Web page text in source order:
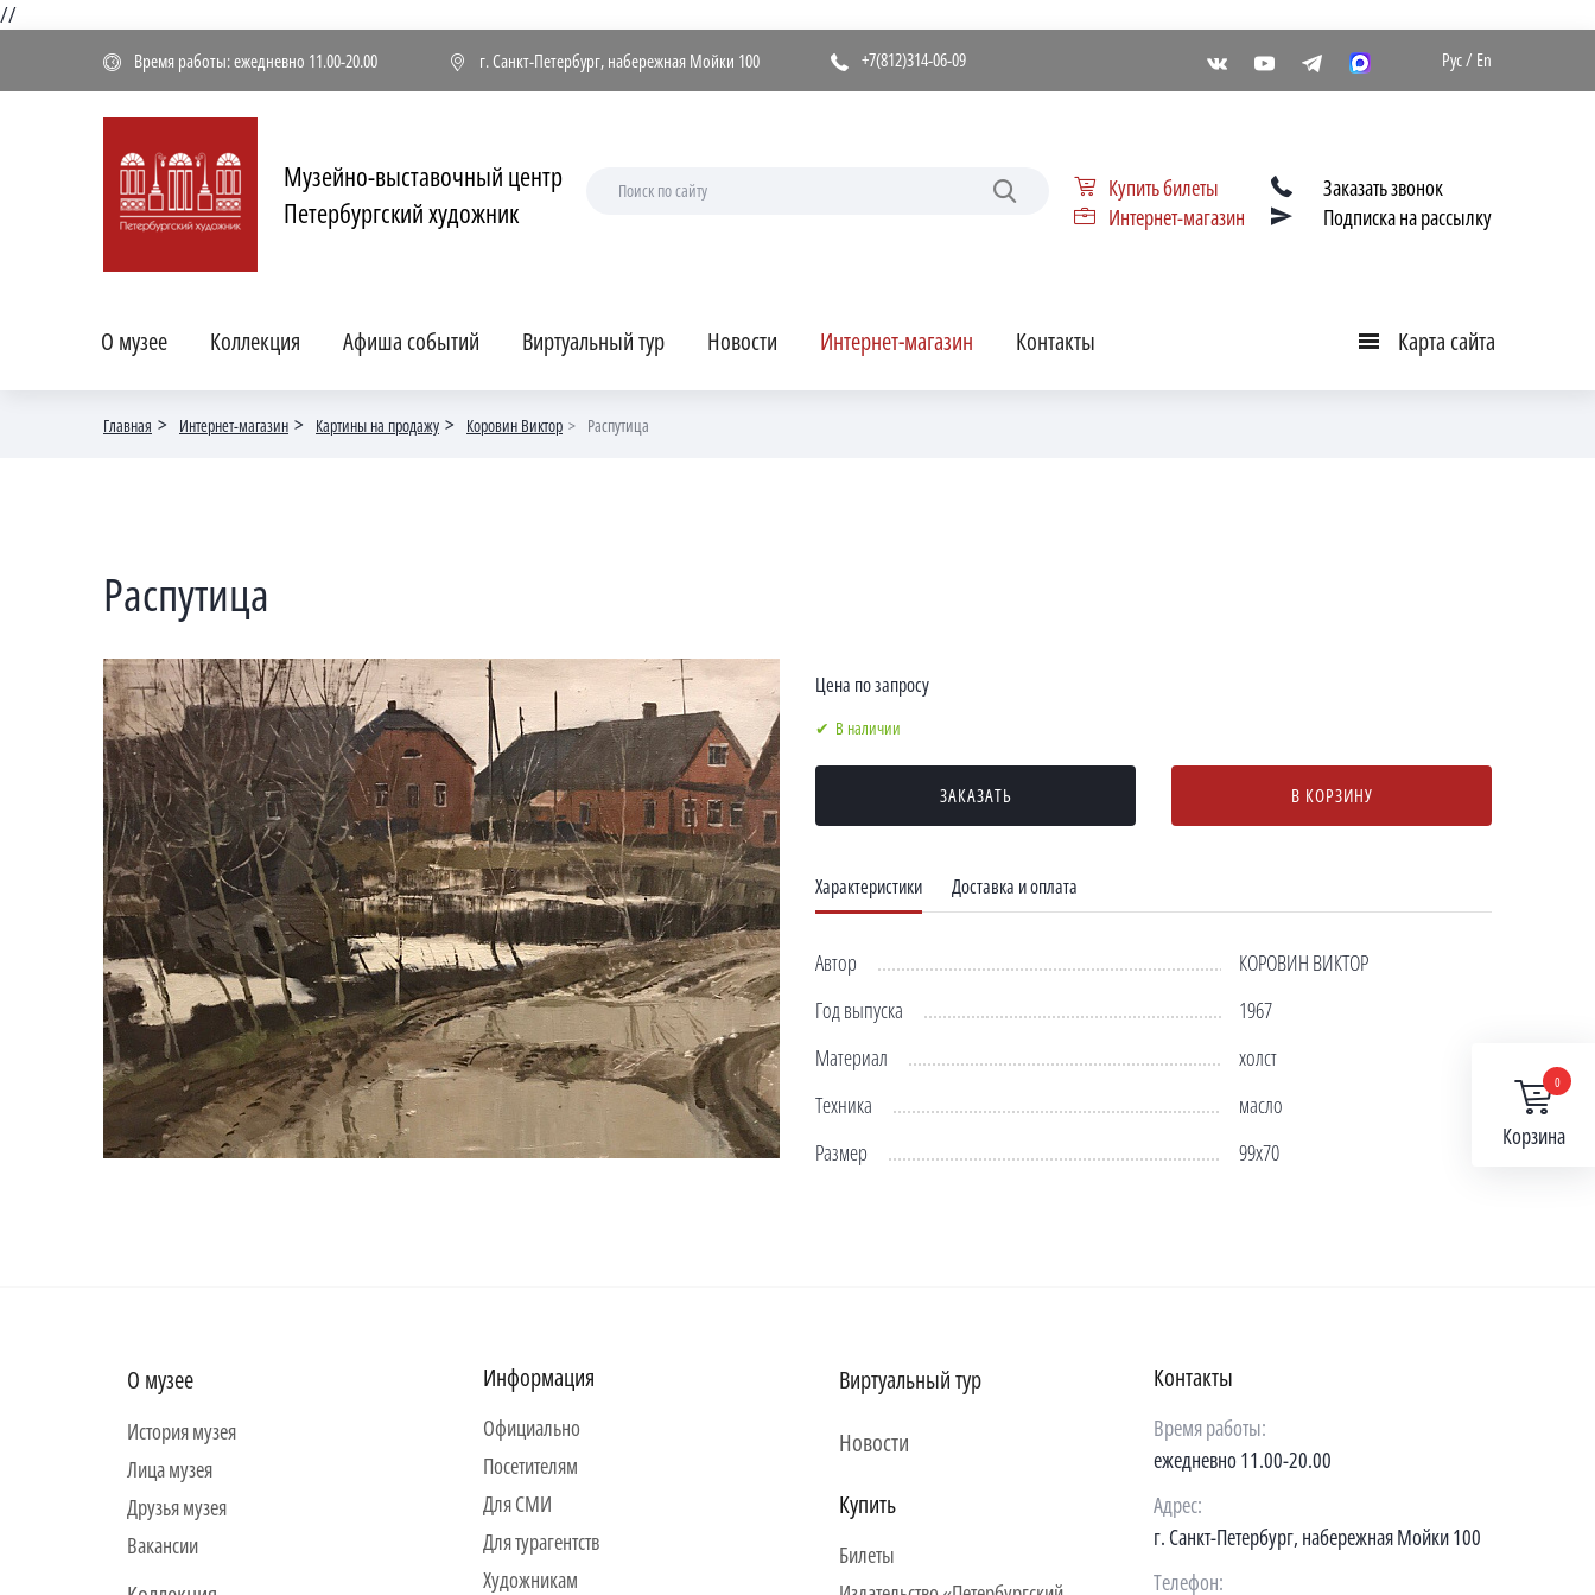
//
Время работы: ежедневно 11.00-20.00 г. Санкт-Петербург, набережная Мойки 100 +7(812)314-06-09 Рус/ En
Музейно-выставочный центр
Петербургский художник
Купить билеты
Интернет-магазин
Заказать звонок
Подписка на рассылку
О музее Коллекция Афиша событий Виртуальный тур Новости Интернет-магазин Контакты КартаКарта сайта
Главная Интернет-магазин Картины на продажу Коровин Виктор Распутица
Распутица
Цена по запросу
В наличии
ЗАКАЗАТЬ В КОРЗИНУ
Характеристики Доставка и оплата
Автор
КОРОВИН ВИКТОР
Год выпуска
1967
Материал
холст
Техника
масло
Размер
99х70
0
Корзина
О музее
История музея
Лица музея
Друзья музея
Вакансии
Информация
Официально
Посетителям
Для СМИ
Для турагентств
Художникам
Виртуальный тур
Новости
Купить
Билеты
Контакты
Время работы:
ежедневно 11.00-20.00
Адрес:
г. Санкт-Петербург, набережная Мойки 100
Телефон: